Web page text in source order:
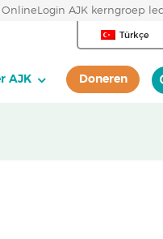
Online Login AJK kerngroep
Türkçe
AJK Doneren